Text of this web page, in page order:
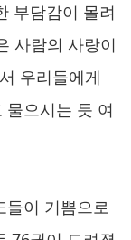
부담감이 몰려
사람의 사랑이
우리들에게
물으시는 듯 여
들이 기쁨으로